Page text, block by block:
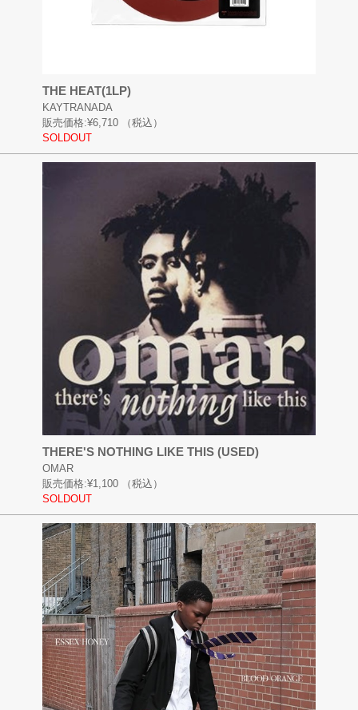
THE HEAT(1LP)
KAYTRANADA
販売価格:¥6,710
（税込）
SOLDOUT
THERE'S NOTHING LIKE THIS (USED)
OMAR
販売価格:¥1,100
（税込）
SOLDOUT